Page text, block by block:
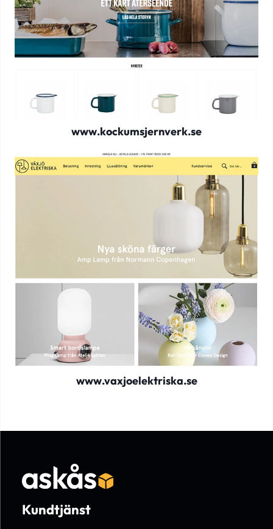
www.kockumsjernverk.se
www.vaxjoelektriska.se
Kundtjänst